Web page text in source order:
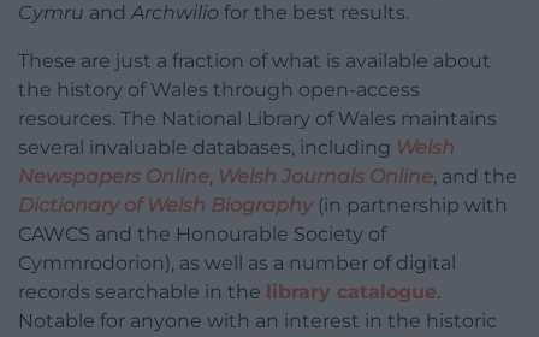
Cymru andArchwilio for the best results.
These are just a fraction of what is available about
the history of Wales through open-access
resources. The National Library of Wales maintains
several invaluable databases, including Welsh
Newspapers Online, Welsh Journals Online, and the
Dictionary of Welsh Biography(in partnership with
CAWCS and the Honourable Society of
Cymmrodorion), as well as a number of digital
records searchable in the library catalogue.
Notable for anyone with an interest in the historic